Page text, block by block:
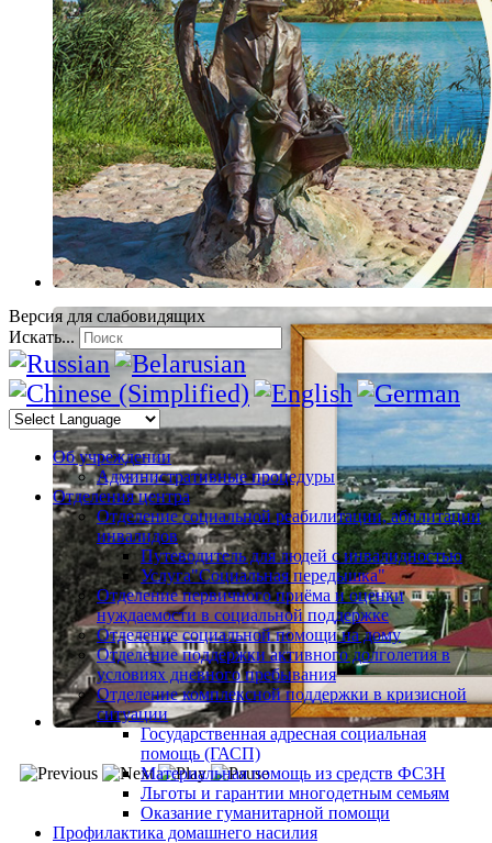
Версия для слабовидящих
Искать...
Об учреждении
Административные процедуры
Отделения центра
Отделение социальной реабилитации, абилитации
инвалидов
Путеводитель для людей с инвалидностью
Услуга"Социальная передышка"
Отделение первичного приёма и оценки
нуждаемости в социальной поддержке
Отделение социальной помощи на дому
Отделение поддержки активного долголетия в
условиях дневного пребывания
Отделение комплексной поддержки в кризисной
ситуации
Государственная адресная социальная
помощь (ГАСП)
Материальная помощь из средств ФСЗН
Льготы и гарантии многодетным семьям
Оказание гуманитарной помощи
Профилактика домашнего насилия